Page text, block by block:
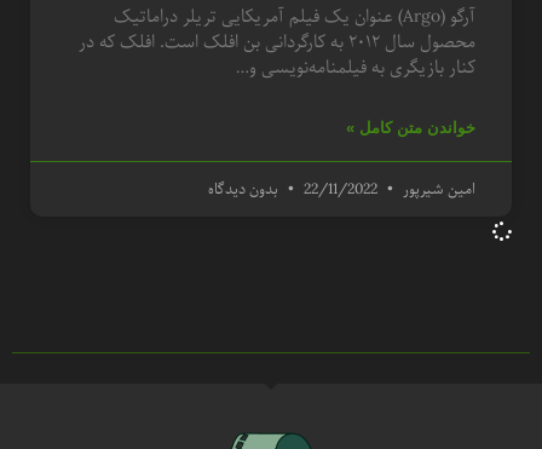
آرگو (Argo) عنوان یک فیلم آمریکایی تریلر دراماتیک
محصول سال ۲۰۱۲ به کارگردانی بن افلک است. افلک که در
کنار بازیگری به فیلمنامه‌نویسی و…
خواندن متن کامل »
امین شیرپور 22/11/2022 بدون دیدگاه